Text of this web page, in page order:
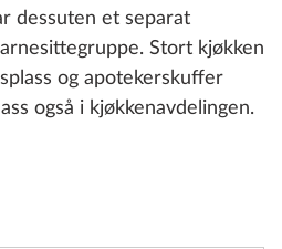
dessuten et separat
Stort kjøkken
og apotekerskuffer
også i kjøkkenavdelingen.